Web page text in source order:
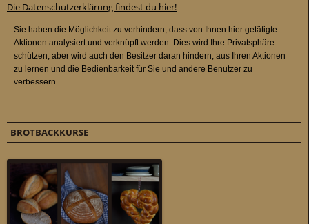
Die Datenschutzerklärung findest du hier!
BROTBACKKURSE